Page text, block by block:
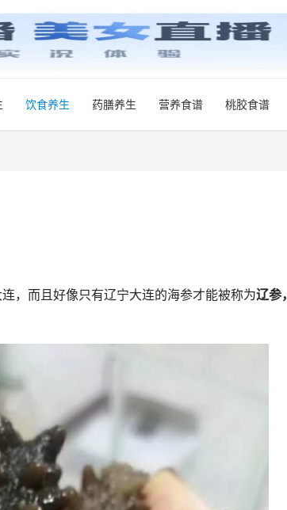
饮食养生 药膳养生 营养食谱 桃胶食谱
，而且好像只有辽宁大连的海参才能被称为辽参，